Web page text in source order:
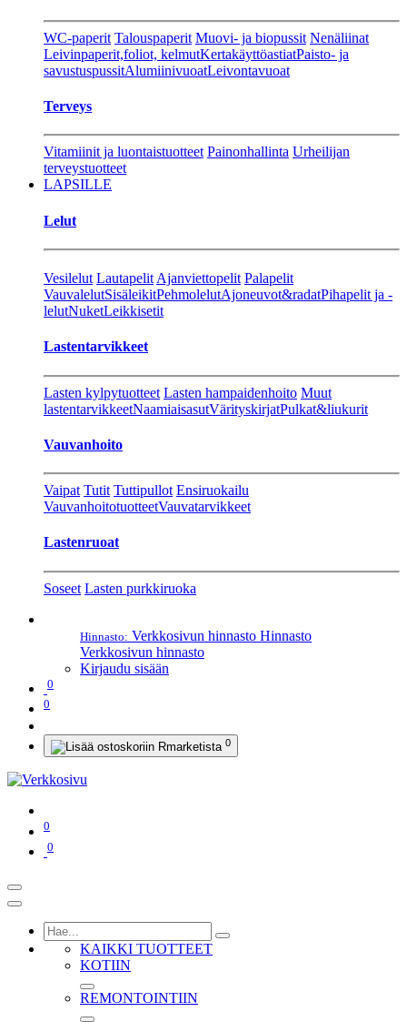
WC-paperit Talouspaperit Muovi- ja biopussit Nenäliinat
Leivinpaperit,foliot, kelmutKertakäyttöastiatPaisto- ja
savustuspussitAlumiinivuoatLeivontavuoat
Terveys
Vitamiinit ja luontaistuotteet Painonhallinta Urheilijan
terveystuotteet
LAPSILLE
Lelut
Vesilelut Lautapelit Ajanviettopelit Palapelit
VauvalelutSisäleikitPehmolelutAjoneuvot&radatPihapelit ja -
lelutNuketLeikkisetit
Lastentarvikkeet
Lasten kylpytuotteet Lasten hampaidenhoito Muut
lastentarvikkeetNaamiaisasutVärityskirjatPulkat&liukurit
Vauvanhoito
Vaipat Tutit Tuttipullot Ensiruokailu
VauvanhoitotuotteetVauvatarvikkeet
Lastenruoat
Soseet Lasten purkkiruoka
Hinnasto: Verkkosivun hinnasto Hinnasto
Verkkosivun hinnasto
Kirjaudu sisään
0
0
0
0
0
KAIKKI TUOTTEET
KOTIIN
REMONTOINTIIN